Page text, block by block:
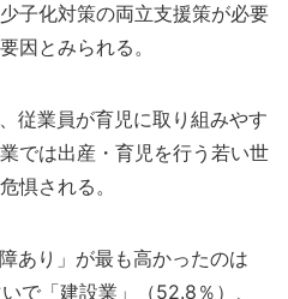
子化対策の両立支援策が必要
因とみられる。
従業員が育児に取り組みやす
では出産・育児を行う若い世
惧される。
あり」が最も高かったのは
で「建設業」（52.8％）、